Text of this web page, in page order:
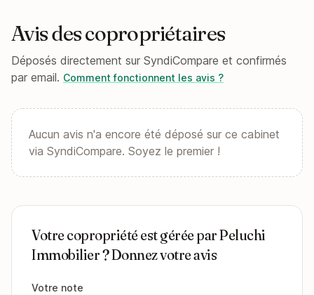
Avis des copropriétaires
Déposés directement sur SyndiCompare et confirmés
par email. Comment fonctionnent les avis ?
Aucun avis n'a encore été déposé sur ce cabinet
via SyndiCompare. Soyez le premier !
Votre copropriété est gérée par Peluchi
Immobilier ? Donnez votre avis
Votre note